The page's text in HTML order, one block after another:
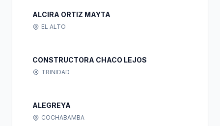
ALCIRA ORTIZ MAYTA
EL ALTO
CONSTRUCTORA CHACO LEJOS
TRINIDAD
ALEGREYA
COCHABAMBA